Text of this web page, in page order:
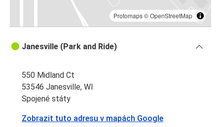
Protomaps©OpenStreetMap
Janesville (Park and Ride)
550 Midland Ct
53546 Janesville, WI
Spojené státy
Zobrazit tuto adresu v mapách Google